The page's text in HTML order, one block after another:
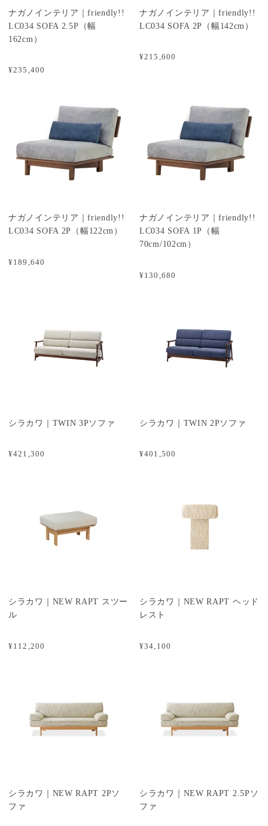
¥235,400
ナガノインテリア｜friendly!!
LC034 SOFA 2.5P（幅
162cm）
¥215,600
ナガノインテリア｜friendly!!
LC034 SOFA 2P（幅142cm）
¥189,640
ナガノインテリア｜friendly!!
LC034 SOFA 2P（幅122cm）
¥130,680
ナガノインテリア｜friendly!!
LC034 SOFA 1P（幅
70cm/102cm）
¥421,300
シラカワ｜TWIN 3Pソファ
¥401,500
シラカワ｜TWIN 2Pソファ
¥112,200
シラカワ｜NEW RAPT スツー
ル
¥34,100
シラカワ｜NEW RAPT ヘッド
レスト
シラカワ｜NEW RAPT 2Pソ
ファ
シラカワ｜NEW RAPT 2.5Pソ
ファ